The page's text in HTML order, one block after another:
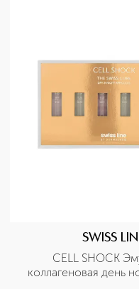
SWISS
CELL SHOCK
коллагеновая день